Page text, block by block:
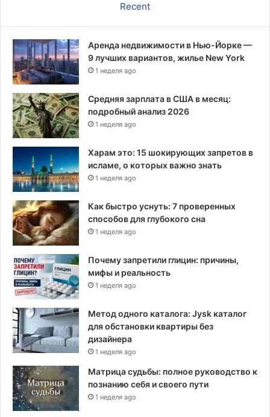
л
ю
ч
е
н
в
т
ю
р
м
у
у
т
е
р
ж
д
е
т
с
у
е
б
н
ы
м
т
у
р
о
м
в
ы
б
р
о
в
в
С
Recent
Аренда недвижимости в Нью-Йорке —
9 лучших вариантов, жилье New York
1 неделя ago
Средняя зарплата в США в месяц:
подробный анализ 2026
1 неделя ago
Харам это: 15 шокирующих запретов в
исламе, о которых важно знать
1 неделя ago
Как быстро уснуть: 7 проверенных
способов для глубокого сна
1 неделя ago
Почему запретили глицин: причины,
мифы и реальность
1 неделя ago
Метод одного каталога: Jysk каталог
для обстановки квартиры без
дизайнера
1 неделя ago
Матрица судьбы: полное руководство к
познанию себя и своего пути
1 неделя ago